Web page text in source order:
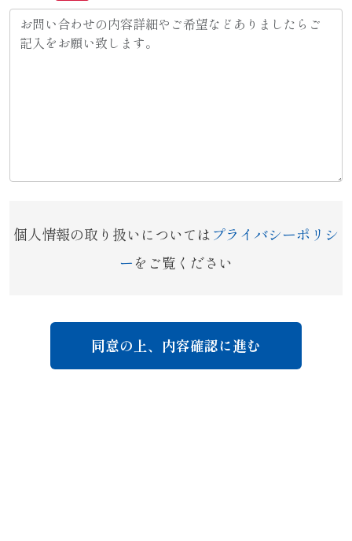
個人情報の取り扱いについてはプライバシーポリシ
ーをご覧ください